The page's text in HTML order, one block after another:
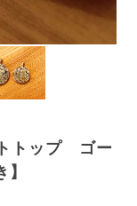
トップ ゴー